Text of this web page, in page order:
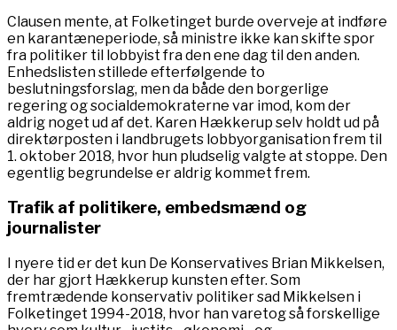
Clausen mente, at Folketinget burde overveje at indføre
en karantæneperiode, så ministre ikke kan skifte spor
fra politiker til lobbyist fra den ene dag til den anden.
Enhedslisten stillede efterfølgende to
beslutningsforslag, men da både den borgerlige
regering og socialdemokraterne var imod, kom der
aldrig noget ud af det. Karen Hækkerup selv holdt ud på
direktørposten i landbrugets lobbyorganisation frem til
1. oktober 2018, hvor hun pludselig valgte at stoppe. Den
egentlig begrundelse er aldrig kommet frem.
Trafik af politikere, embedsmænd og
journalister
I nyere tid er det kun De Konservatives Brian Mikkelsen,
der har gjort Hækkerup kunsten efter. Som
fremtrædende konservativ politiker sad Mikkelsen i
Folketinget 1994-2018, hvor han varetog så forskellige